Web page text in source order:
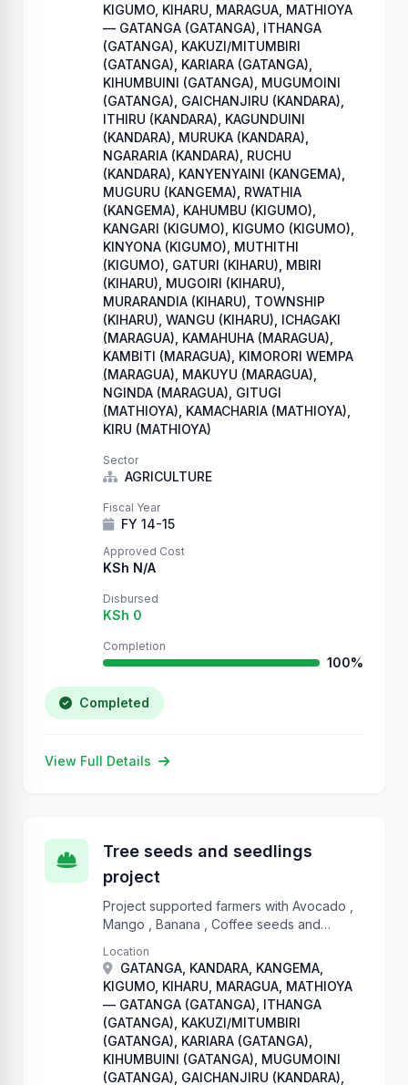
KIGUMO, KIHARU, MARAGUA, MATHIOYA
— GATANGA (GATANGA), ITHANGA
(GATANGA), KAKUZI/MITUMBIRI
(GATANGA), KARIARA (GATANGA),
KIHUMBUINI (GATANGA), MUGUMOINI
(GATANGA), GAICHANJIRU (KANDARA),
ITHIRU (KANDARA), KAGUNDUINI
(KANDARA), MURUKA (KANDARA),
NGARARIA (KANDARA), RUCHU
(KANDARA), KANYENYAINI (KANGEMA),
MUGURU (KANGEMA), RWATHIA
(KANGEMA), KAHUMBU (KIGUMO),
KANGARI (KIGUMO), KIGUMO (KIGUMO),
KINYONA (KIGUMO), MUTHITHI
(KIGUMO), GATURI (KIHARU), MBIRI
(KIHARU), MUGOIRI (KIHARU),
MURARANDIA (KIHARU), TOWNSHIP
(KIHARU), WANGU (KIHARU), ICHAGAKI
(MARAGUA), KAMAHUHA (MARAGUA),
KAMBITI (MARAGUA), KIMORORI WEMPA
(MARAGUA), MAKUYU (MARAGUA),
NGINDA (MARAGUA), GITUGI
(MATHIOYA), KAMACHARIA (MATHIOYA),
KIRU (MATHIOYA)
Sector
AGRICULTURE
Fiscal Year
FY 14-15
Approved Cost
KSh N/A
Disbursed
KSh 0
Completion
100%
Completed
View Full Details
Tree seeds and seedlings
project
Project supported farmers with Avocado ,
Mango , Banana , Coffee seeds and
plantlets, sorghum, French beans and
Traditional High Value Crops
Location
GATANGA, KANDARA, KANGEMA,
KIGUMO, KIHARU, MARAGUA, MATHIOYA
— GATANGA (GATANGA), ITHANGA
(GATANGA), KAKUZI/MITUMBIRI
(GATANGA), KARIARA (GATANGA),
KIHUMBUINI (GATANGA), MUGUMOINI
(GATANGA), GAICHANJIRU (KANDARA),